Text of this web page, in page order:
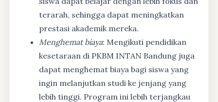
terarah, sehingga dapat meningkatkan
prestasi akademik mereka.
Menghemat biaya: Mengikuti pendidikan
kesetaraan di PKBM INTAN Bandung juga
dapat menghemat biaya bagi siswa yang
ingin melanjutkan studi ke jenjang yang
lebih tinggi. Program ini lebih terjangkau